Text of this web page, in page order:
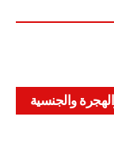
والجنسية